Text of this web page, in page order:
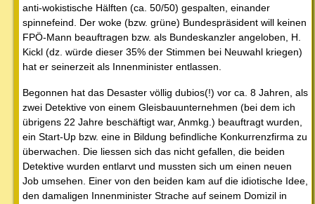
anti-wokistische Hälften (ca. 50/50) gespalten, einander
spinnefeind. Der woke (bzw. grüne) Bundespräsident will keinen
FPÖ-Mann beauftragen bzw. als Bundeskanzler angeloben, H.
Kickl (dz. würde dieser 35% der Stimmen bei Neuwahl kriegen)
hat er seinerzeit als Innenminister entlassen.
Begonnen hat das Desaster völlig dubios(!) vor ca. 8 Jahren, als
zwei Detektive von einem Gleisbauunternehmen (bei dem ich
übrigens 22 Jahre beschäftigt war, Anmkg.) beauftragt wurden,
ein Start-Up bzw. eine in Bildung befindliche Konkurrenzfirma zu
überwachen. Die liessen sich das nicht gefallen, die beiden
Detektive wurden entlarvt und mussten sich um einen neuen
Job umsehen. Einer von den beiden kam auf die idiotische Idee,
den damaligen Innenminister Strache auf seinem Domizil in